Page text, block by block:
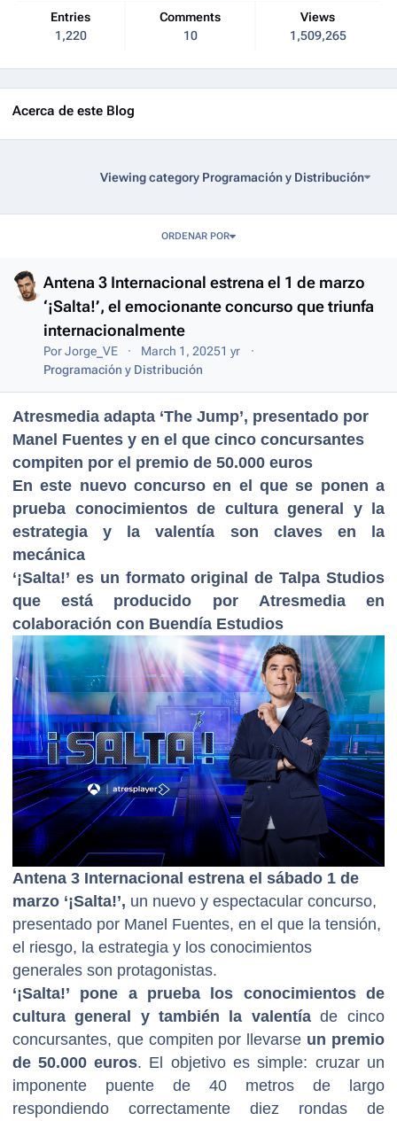
Entries
1,220
Comments
10
Views
1,509,265
Acerca de este Blog
Viewing category Programación y Distribución
ORDENAR POR
Antena 3 Internacional estrena el 1 de marzo
‘¡Salta!’, el emocionante concurso que triunfa
internacionalmente
PorJorge_VE March 1, 20251 yr
Programación y Distribución
Atresmedia adapta ‘The Jump’, presentado por
Manel Fuentes y en el que cinco concursantes
compiten por el premio de 50.000 euros
En este nuevo concurso en el que se ponen a
prueba conocimientos de cultura general y la
estrategia y la valentía son claves en la
mecánica
‘¡Salta!’ es un formato original de Talpa Studios
que está producido por Atresmedia en
colaboración con Buendía Estudios
Antena 3 Internacional estrena el sábado 1 de
marzo ‘¡Salta!’, un nuevo y espectacular concurso,
presentado por Manel Fuentes, en el que la tensión,
el riesgo, la estrategia y los conocimientos
generales son protagonistas.
‘¡Salta!’ pone a prueba los conocimientos de
cultura general y también la valentía de cinco
concursantes, que compiten por llevarse un premio
de 50.000 euros. El objetivo es simple: cruzar un
imponente puente de 40 metros de largo
respondiendo correctamente diez rondas de